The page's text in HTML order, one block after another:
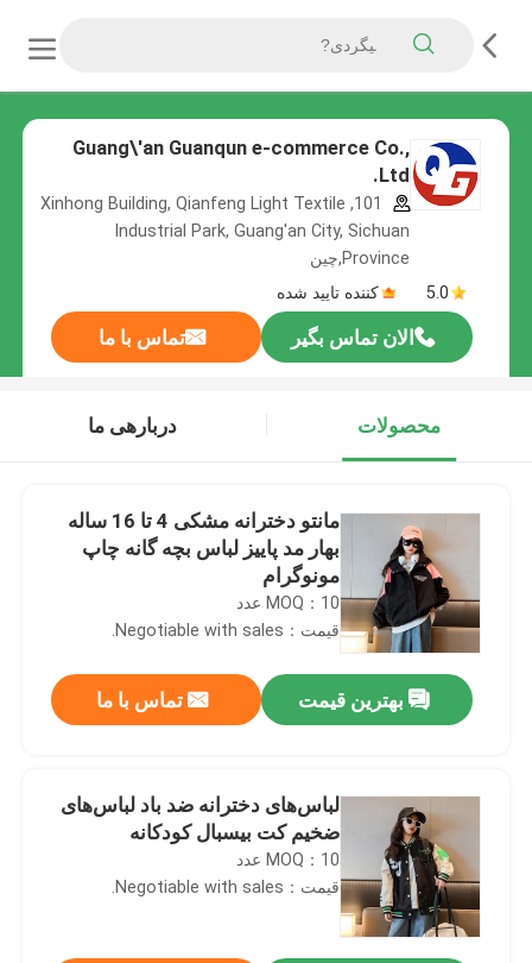
Guang\'an Guanqun e-commerce Co.,
Ltd.
101, Xinhong Building, Qianfeng Light Textile
Industrial Park, Guang'an City, Sichuan
Province,چین
5.0
کننده تایید شده
الان تماس بگیر تماس با ما
محصولات دربارهی ما
مانتو دخترانه مشکی 4 تا 16 ساله
بهار مد پاییز لباس بچه گانه چاپ
مونوگرام
MOQ：10 عدد
قیمت：Negotiable with sales.
بهترین قیمت تماس با ما
لباس‌های دخترانه ضد باد لباس‌های
ضخیم کت بیسبال کودکانه
MOQ：10 عدد
قیمت：Negotiable with sales.